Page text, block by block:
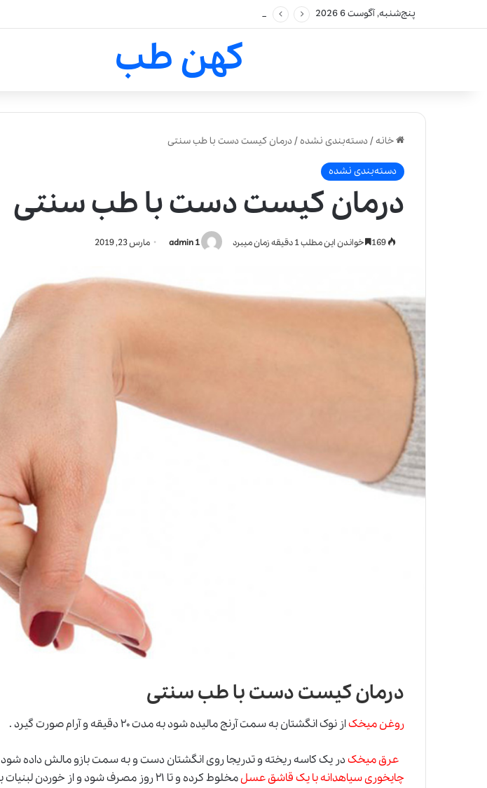
پنج‌شنبه, آگوست 6 2026
کهن طب
خانه/دسته‌بندی نشده/درمان کیست دست با طب سنتی
دسته‌بندی نشده
درمان کیست دست با طب سنتی
admin 1 مارس 23, 2019 خواندن این مطلب 1 دقیقه زمان میبرد
درمان کیست دست با طب سنتی
روغن میخکاز نوک انگشتان به سمت آرنج مالیده شود به مدت ۲۰ دقیقه و آرام صورت گیرد .
عرق میخکدر یک کاسه ریخته و تدریجا روی انگشتان دست و به سمت بازو مالش داده شود
چایخوری سیاهدانه با یک قاشق عسلمخلوط کرده و تا ۲۱ روز مصرف شود و از خوردن لبنیات بشدت پرهیز شود .